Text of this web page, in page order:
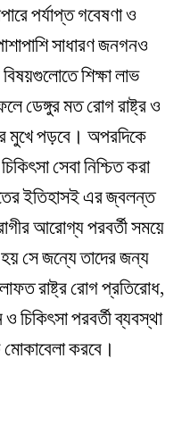
পর্যাপ্ত গবেষণা ও
সাধারণ জনগনও
শিক্ষা লাভ
ডেঙ্গুর মত রোগ রাষ্ট্র ও
মুখে পড়বে। অপরদিকে
সেবা নিশ্চিত করা
ইতিহাসই এর জ্বলন্ত
আরোগ্য পরবর্তী সময়ে
হয় সে জন্যে তাদের জন্য
রাষ্ট্র রোগ প্রতিরোধ,
চিকিৎসা পরবর্তী ব্যবস্থা
করবে।